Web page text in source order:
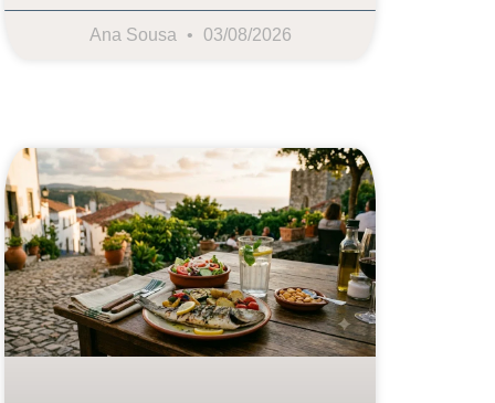
Ana Sousa 03/08/2026